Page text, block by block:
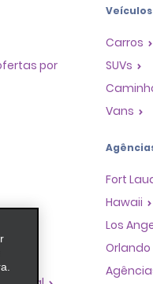
por
Veículos
Carros
SUVs
Vans
Fort
Hawaii
Los
Orlando